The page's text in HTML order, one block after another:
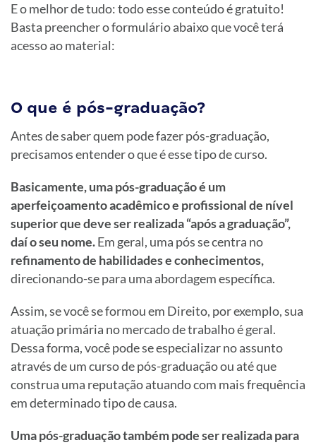
E o melhor de tudo: todo esse conteúdo é gratuito!
Basta preencher o formulário abaixo que você terá
acesso ao material:
O que é pós-graduação?
Antes de saber quem pode fazer pós-graduação,
precisamos entender o que é esse tipo de curso.
Basicamente, uma pós-graduação é um
aperfeiçoamento acadêmico e profissional de nível
superior que deve ser realizada “após a graduação”,
daí o seu nome.Em geral, uma pós se centra no
refinamento de habilidades e conhecimentos,
direcionando-se para uma abordagem específica.
Assim, se você se formou em Direito, por exemplo, sua
atuação primária no mercado de trabalho é geral.
Dessa forma, você pode se especializar no assunto
através de um curso de pós-graduação ou até que
construa uma reputação atuando com mais frequência
em determinado tipo de causa.
Uma pós-graduação também pode ser realizada para